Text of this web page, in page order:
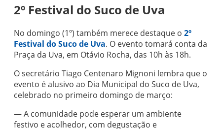
2º Festival do Suco de Uva
No domingo (1º) também merece destaque o 2º
Festival do Suco de Uva. O evento tomará conta da
Praça da Uva, em Otávio Rocha, das 10h às 18h.
O secretário Tiago Centenaro Mignoni lembra que o
evento é alusivo ao Dia Municipal do Suco de Uva,
celebrado no primeiro domingo de março:
— A comunidade pode esperar um ambiente
festivo e acolhedor, com degustação e